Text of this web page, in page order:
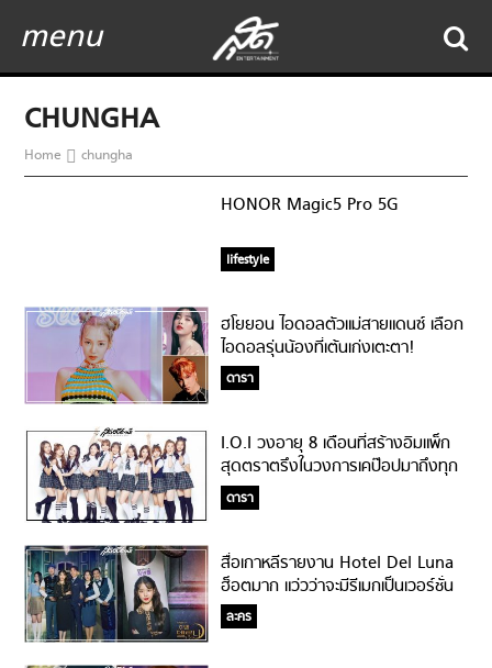
menu
CHUNGHA
Home chungha
HONOR Magic5 Pro 5G
lifestyle
ฮโยยอน ไอดอลตัวแม่สายแดนซ์ เลือก
ไอดอลรุ่นน้องที่เต้นเก่งเตะตา!
ดารา
I.O.I วงอายุ 8 เดือนที่สร้างอิมแพ็ก
สุดตราตรึงในวงการเคป๊อปมาถึงทุก
วันนี้!!!
ดารา
สื่อเกาหลีรายงาน Hotel Del Luna
ฮ็อตมาก แว่วว่าจะมีรีเมกเป็นเวอร์ชั่น
อเมริกา!
ละคร